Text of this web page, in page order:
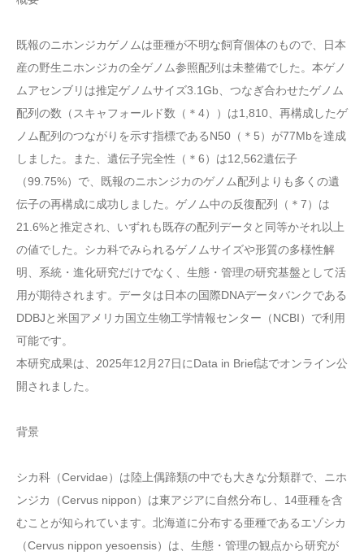
既報のニホンジカゲノムは亜種が不明な飼育個体のもので、日本
産の野生ニホンジカの全ゲノム参照配列は未整備でした。本ゲノ
ムアセンブリは推定ゲノムサイズ3.1Gb、つなぎ合わせたゲノム
配列の数（スキャフォールド数（＊4））は1,810、再構成したゲ
ノム配列のつながりを示す指標であるN50（＊5）が77Mbを達成
しました。また、遺伝子完全性（＊6）は12,562遺伝子
（99.75%）で、既報のニホンジカのゲノム配列よりも多くの遺
伝子の再構成に成功しました。ゲノム中の反復配列（＊7）は
21.6%と推定され、いずれも既存の配列データと同等かそれ以上
の値でした。シカ科でみられるゲノムサイズや形質の多様性解
明、系統・進化研究だけでなく、生態・管理の研究基盤として活
用が期待されます。データは日本の国際DNAデータバンクである
DDBJと米国アメリカ国立生物工学情報センター（NCBI）で利用
可能です。
本研究成果は、2025年12月27日にData in Brief誌でオンライン公
開されました。
背景
シカ科（Cervidae）は陸上偶蹄類の中でも大きな分類群で、ニホ
ンジカ（Cervus nippon）は東アジアに自然分布し、14亜種を含
むことが知られています。北海道に分布する亜種であるエゾシカ
（Cervus nippon yesoensis）は、生態・管理の観点から研究が